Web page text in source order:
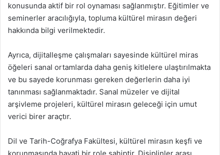
konusunda aktif bir rol oynaması sağlanmıştır. Eğitimler ve
seminerler aracılığıyla, topluma kültürel mirasın değeri
hakkında bilgi verilmektedir.
Ayrıca, dijitalleşme çalışmaları sayesinde kültürel miras
öğeleri sanal ortamlarda daha geniş kitlelere ulaştırılmakta
ve bu sayede korunması gereken değerlerin daha iyi
tanınması sağlanmaktadır. Sanal müzeler ve dijital
arşivleme projeleri, kültürel mirasın geleceği için umut
verici birer araçtır.
Dil ve Tarih-Coğrafya Fakültesi, kültürel mirasın keşfi ve